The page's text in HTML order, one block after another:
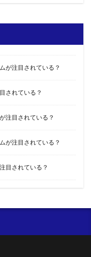
が注目されている？
されている？
注目されている？
が注目されている？
目されている？